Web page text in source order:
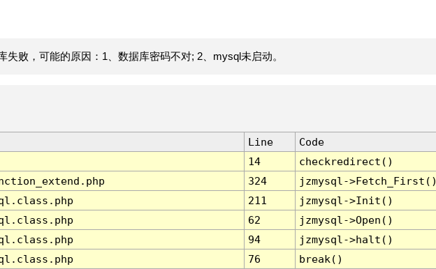
失败，可能的原因：1、数据库密码不对; 2、mysql未启动。
Line
Code
14
checkredirect()
324
jzmysql-
211
jzmysql->Init()
62
jzmysql->Open()
94
jzmysql->halt()
76 break()